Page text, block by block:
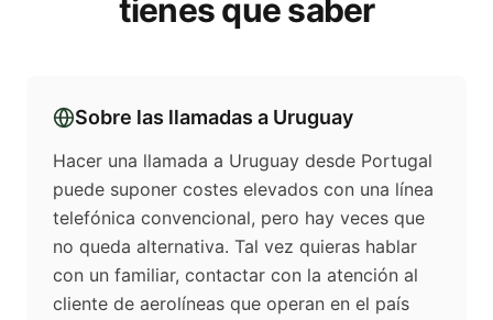
tienes que saber
Sobre las llamadas a Uruguay
Hacer una llamada a Uruguay desde Portugal
puede suponer costes elevados con una línea
telefónica convencional, pero hay veces que
no queda alternativa. Tal vez quieras hablar
con un familiar, contactar con la atención al
cliente de aerolíneas que operan en el país